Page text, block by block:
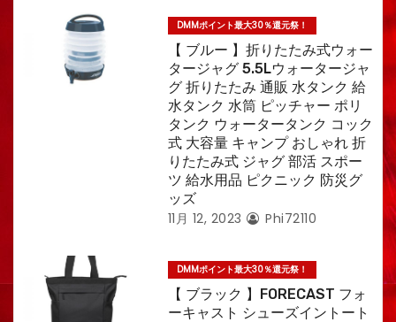
DMMポイント最大30％還元祭！
【 ブルー 】折りたたみ式ウォー
タージャグ 5.5Lウォータージャ
グ 折りたたみ 通販 水タンク 給
水タンク 水筒 ピッチャー ポリ
タンク ウォータータンク コック
式 大容量 キャンプ おしゃれ 折
りたたみ式 ジャグ 部活 スポー
ツ 給水用品 ピクニック 防災グ
ッズ
11月 12, 2023 Phi72110
DMMポイント最大30％還元祭！
【 ブラック 】FORECAST フォ
ーキャスト シューズイントート